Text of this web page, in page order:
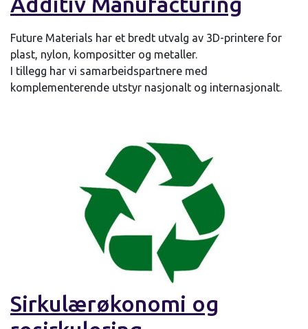
Future Materials har et bredt utvalg av 3D-printere for
plast, nylon, kompositter og metaller.
I tillegg har vi samarbeidspartnere med
komplementerende utstyr nasjonalt og internasjonalt.
Sirkulærøkonomi og